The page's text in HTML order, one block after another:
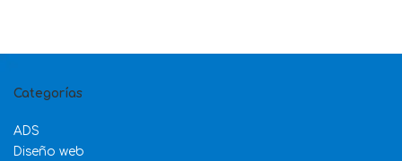
Categorías
ADS
Diseño web